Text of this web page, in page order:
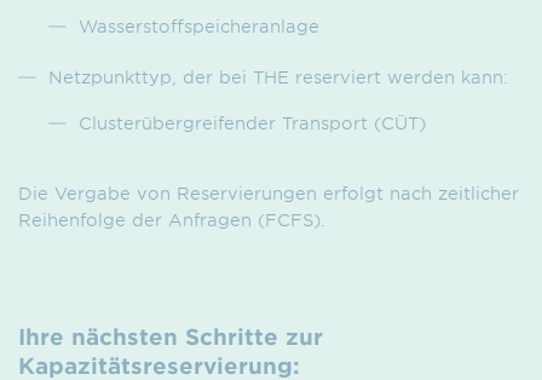
Wasserstoffspeicheranlage
Netzpunkttyp, der bei THE reserviert werden kann:
Clusterübergreifender Transport (CÜT)
Die Vergabe von Reservierungen erfolgt nach zeitlicher
Reihenfolge der Anfragen (FCFS).
Ihre nächsten Schritte zur
Kapazitätsreservierung: